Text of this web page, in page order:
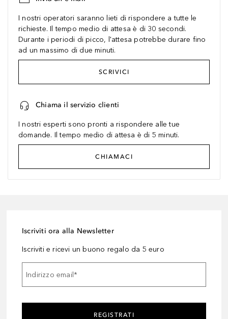
I nostri operatori saranno lieti di rispondere a tutte le
richieste. Il tempo medio di attesa è di 30 secondi.
Durante i periodi di picco, l'attesa potrebbe durare fino
ad un massimo di due minuti.
SCRIVICI
Chiama il servizio clienti
I nostri esperti sono pronti a rispondere alle tue
domande. Il tempo medio di attesa è di 5 minuti.
CHIAMACI
Iscriviti ora alla Newsletter
Iscriviti e ricevi un buono regalo da 5 euro
Indirizzo email *
REGISTRATI